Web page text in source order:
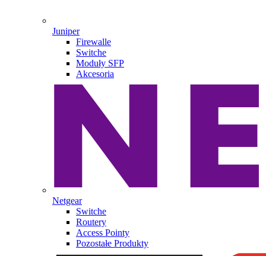
Juniper
Firewalle
Switche
Moduły SFP
Akcesoria
Netgear
Switche
Routery
Access Pointy
Pozostałe Produkty